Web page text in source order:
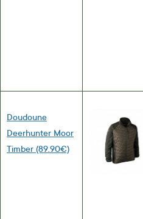
Doudoune
Deerhunter Moor
Timber (89.90€)